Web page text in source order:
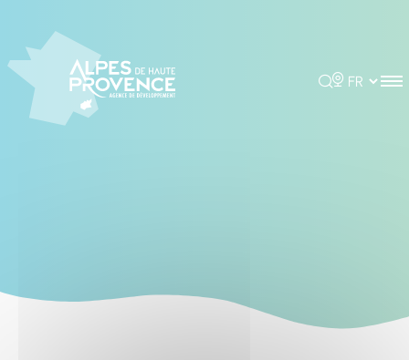
Rechercher
Choisir la